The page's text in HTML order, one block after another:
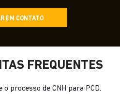
EM CONTATO
FREQUENTES
processo de CNH para PCD.